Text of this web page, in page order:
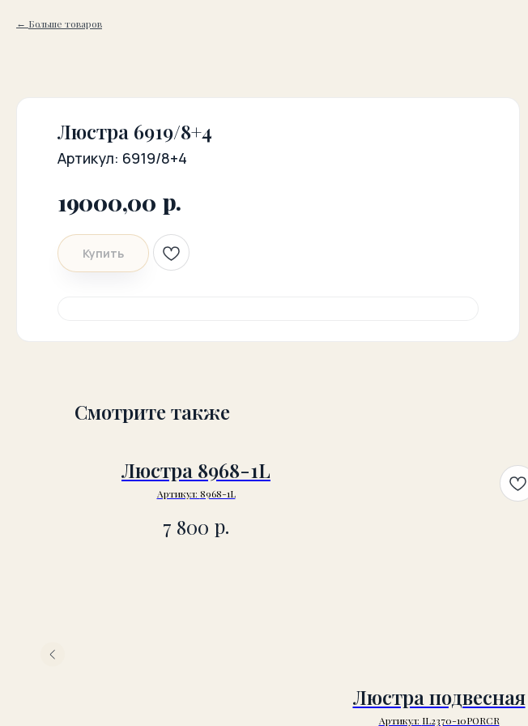
Больше товаров
Люстра 6919/8+4
Артикул: 6919/8+4
19000,00 р.
Купить
Смотрите также
Люстра 8968-1L
Артикул: 8968-1L
7 800 р.
Люстра подвесная
Артикул: IL2370-10PORCR